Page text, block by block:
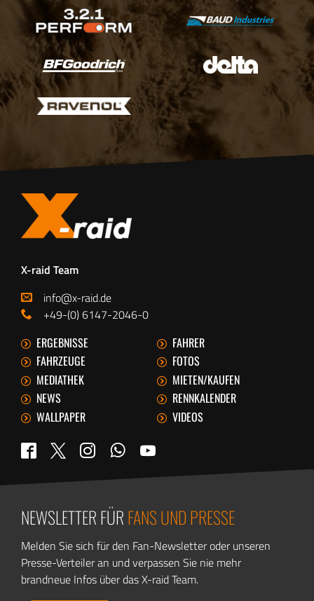
X-raid Team
info@x-raid.de
+49-(0) 6147-2046-0
ERGEBNISSE
FAHRER
FAHRZEUGE
FOTOS
MEDIATHEK
MIETEN/KAUFEN
NEWS
RENNKALENDER
WALLPAPER
VIDEOS
Facebook
Twitter Instagram
WhatsApp
NEWSLETTER FÜRFANS UND PRESSE
Melden Sie sich für den Fan-Newsletter oder unseren
Presse-Verteiler an und verpassen Sie nie mehr
brandneue Infos über das X-raid Team.